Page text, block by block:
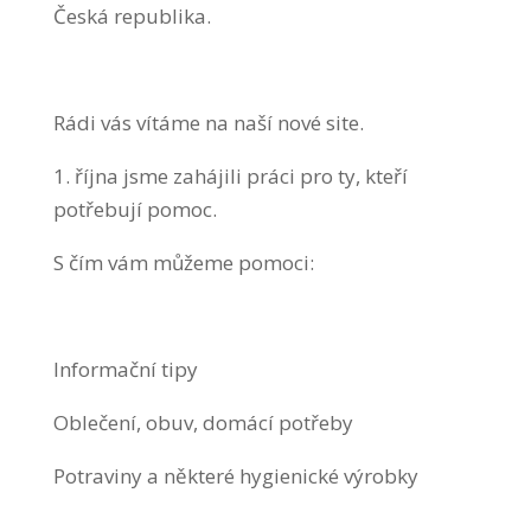
Česká republika.
Rádi vás vítáme na naší nové site.
1. října jsme zahájili práci pro ty, kteří
potřebují pomoc.
S čím vám můžeme pomoci:
Informační tipy
Oblečení, obuv, domácí potřeby
Potraviny a některé hygienické výrobky